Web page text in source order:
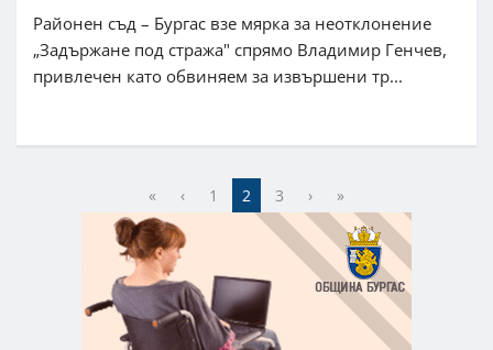
Районен съд – Бургас взе мярка за неотклонение
„Задържане под стража" спрямо Владимир Генчев,
привлечен като обвиняем за извършени тр...
« ‹ 1 2 3 › »